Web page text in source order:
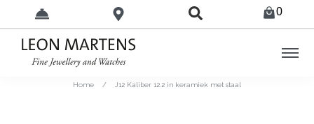
0
Home / J12 Kaliber 12.2 in keramiek met staal